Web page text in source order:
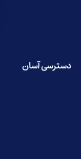
دسترسی آسان